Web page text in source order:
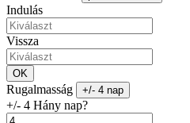
Indulás
Vissza
OK
Rugalmasság +/- 4 nap
+/- 4 Hány nap?